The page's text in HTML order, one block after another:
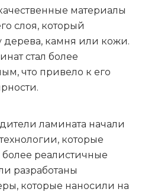
материалы
слоя, который
дерева, камня или кожи.
стал более
что привело к его
ламината начали
которые
более реалистичные
разработаны
которые наносили на